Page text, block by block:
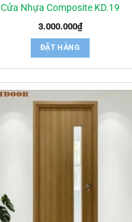
Cửa Nhựa Composite KD.19
3.000.000₫
ĐẶT HÀNG